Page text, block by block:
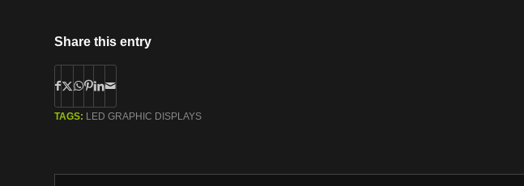
Share this entry
TAGS: LED GRAPHIC DISPLAYS